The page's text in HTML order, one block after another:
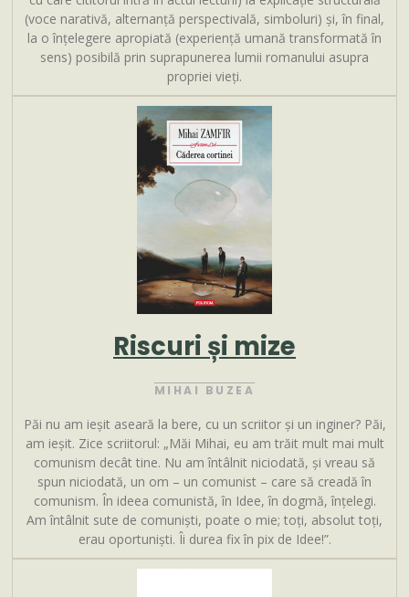
(voce narativă, alternanță perspectivală, simboluri) și, în final,
la o înțelegere apropiată (experiență umană transformată în
sens) posibilă prin suprapunerea lumii romanului asupra
propriei vieți.
Riscuri și mize
MIHAI BUZEA
Păi nu am ieșit aseară la bere, cu un scriitor și un inginer? Păi,
am ieșit. Zice scriitorul: „Măi Mihai, eu am trăit mult mai mult
comunism decât tine. Nu am întâlnit niciodată, și vreau să
spun niciodată, un om – un comunist – care să creadă în
comunism. În ideea comunistă, în Idee, în dogmă, înțelegi.
Am întâlnit sute de comuniști, poate o mie; toți, absolut toți,
erau oportuniști. Îi durea fix în pix de Idee!”.